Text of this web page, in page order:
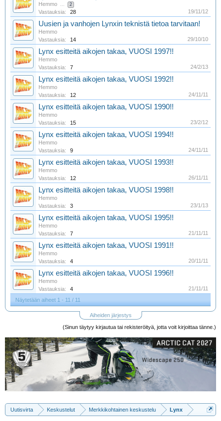
Hemmo 2
Vastauksia: 28 19/11/12
Uusien ja vanhojen Lynxin teknistä tietoa tarvitaan!
Hemmo
Vastauksia:
14 29/10/10
Lynx esitteitä aikojen takaa, VUOSI 1997!!
Hemmo
Vastauksia:
7 24/2/13
Lynx esitteitä aikojen takaa, VUOSI 1992!!
Hemmo
Vastauksia:
12 24/11/11
Lynx esitteitä aikojen takaa, VUOSI 1990!!
Hemmo
Vastauksia:
15 23/2/12
Lynx esitteitä aikojen takaa, VUOSI 1994!!
Hemmo
Vastauksia:
9 24/11/11
Lynx esitteitä aikojen takaa, VUOSI 1993!!
Hemmo
Vastauksia:
12 26/11/11
Lynx esitteitä aikojen takaa, VUOSI 1998!!
Hemmo
Vastauksia:
3 23/1/13
Lynx esitteitä aikojen takaa, VUOSI 1995!!
Hemmo
Vastauksia:
7 21/11/11
Lynx esitteitä aikojen takaa, VUOSI 1991!!
Hemmo
Vastauksia:
4 20/11/11
Lynx esitteitä aikojen takaa, VUOSI 1996!!
Hemmo
Vastauksia:
4
21/11/11
Näytetään aiheet 1 - 11 / 11
Aiheiden järjestys
(Sinun täytyy kirjautua tai rekisteröityä, jotta voit kirjoittaa tänne.)
Uutisvirta Keskustelut Merkkikohtainen keskustelu Lynx